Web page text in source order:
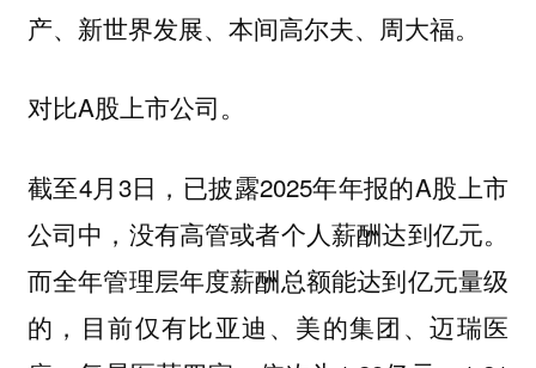
产、新世界发展、本间高尔夫、周大福。
对比A股上市公司。
截至4月3日，已披露2025年年报的A股上市
公司中，没有高管或者个人薪酬达到亿元。
而全年管理层年度薪酬总额能达到亿元量级
的，目前仅有比亚迪、美的集团、迈瑞医